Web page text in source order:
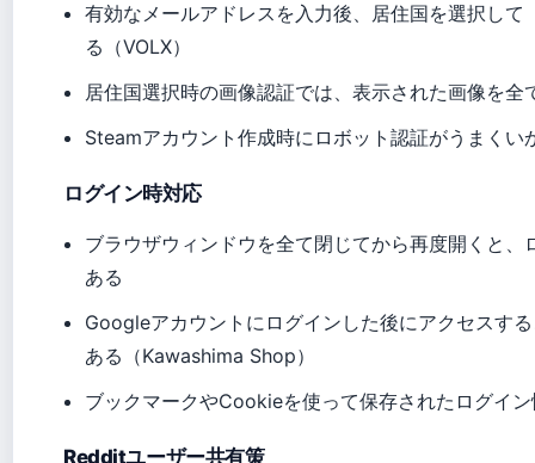
有効なメールアドレスを入力後、居住国を選択し
る（VOLX）
居住国選択時の画像認証では、表示された画像を
Steamアカウント作成時にロボット認証がうまく
ログイン時対応
ブラウザウィンドウを全て閉じてから再度開くと
ある
Googleアカウントにログインした後にアクセスす
ある（Kawashima Shop）
ブックマークやCookieを使って保存されたログイ
Redditユーザー共有策